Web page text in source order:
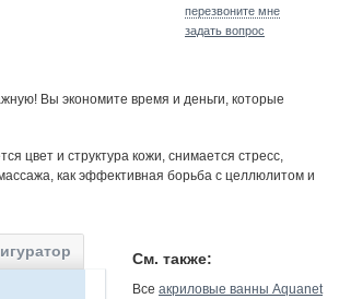
перезвоните мне
задать вопрос
Вы экономите время и деньги, которые
цвет и структура кожи, снимается стресс,
как эффективная борьба с целлюлитом и
См. также:
Все акриловые ванны Aquanet